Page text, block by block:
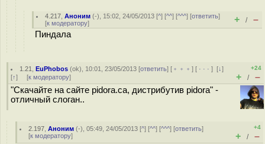
4.217 ,Аноним (-), 15:02, 24/05/2013 [^] [^^] [^^^] [ответить]
[к модератору] + / –
Пиндала
1.21 ,EuPhobos (ok), 10:01, 23/05/2013 [ответить] [ ﹢﹢﹢] [ · · ·][↓]
[↑] [к модератору]
+24
+ / –
"Скачайте на сайте pidora.ca, дистрибутив pidora" -
отличный слоган..
2.197 ,Аноним (-), 05:49, 24/05/2013 [^] [^^] [^^^] [ответить]
[к модератору]
+4
+ / –